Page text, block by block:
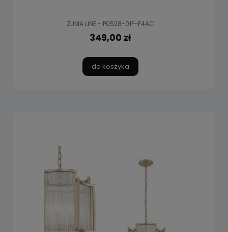
ZUMA LINE - P0528-01F-F4AC
349,00 zł
do koszyka